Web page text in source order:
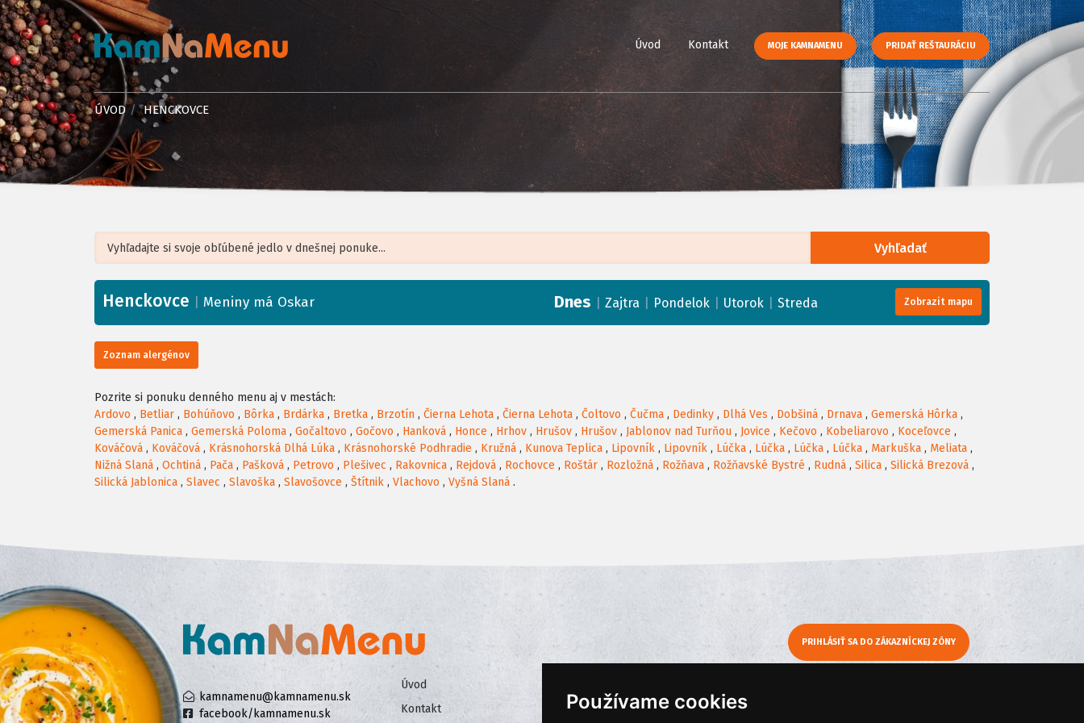
Používame cookies
Úvod Kontakt MOJE KAMNAMENU PRIDAŤ REŠTAURÁCIU
ÚVOD HENCKOVCE
Vyhľadať
+
−
Henckovce Meniny má Oskar Dnes Zajtra Pondelok Utorok Streda Zobrazit mapu
Zoznam alergénov
Pozrite si ponuku denného menu aj v mestách:
Ardovo , Betliar , Bohúňovo , Bôrka , Brdárka , Bretka , Brzotín , Čierna Lehota , Čierna Lehota , Čoltovo , Čučma , Dedinky , Dlhá Ves , Dobšiná , Drnava , Gemerská Hôrka ,
Gemerská Panica , Gemerská Poloma , Gočaltovo , Gočovo , Hanková , Honce , Hrhov , Hrušov , Hrušov , Jablonov nad Turňou , Jovice , Kečovo , Kobeliarovo , Koceľovce ,
Kováčová , Kováčová , Krásnohorská Dlhá Lúka , Krásnohorské Podhradie , Kružná , Kunova Teplica , Lipovník , Lipovník , Lúčka , Lúčka , Lúčka , Lúčka , Markuška , Meliata ,
Nižná Slaná , Ochtiná , Pača , Pašková , Petrovo , Plešivec , Rakovnica , Rejdová , Rochovce , Roštár , Rozložná , Rožňava , Rožňavské Bystré , Rudná , Silica , Silická Brezová ,
Silická Jablonica , Slavec , Slavoška , Slavošovce , Štítnik , Vlachovo , Vyšná Slaná .
kamnamenu@kamnamenu.sk
facebook/kamnamenu.sk
PRIHLÁSIŤ SA DO ZÁKAZNÍCKEJ ZÓNY
Úvod
Kontakt
Ochrana osobných údajov